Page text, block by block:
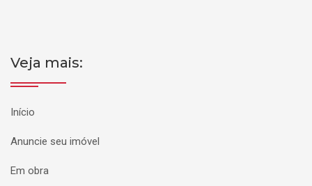
Veja mais:
Início
Anuncie seu imóvel
Em obra